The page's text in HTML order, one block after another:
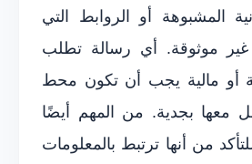
المشبوهة أو الروابط التي
غير موثوقة. أي رسالة تطلب
أو مالية يجب أن تكون محط
معها بجدية. من المهم أيضًا
من أنها ترتبط بالمعلومات